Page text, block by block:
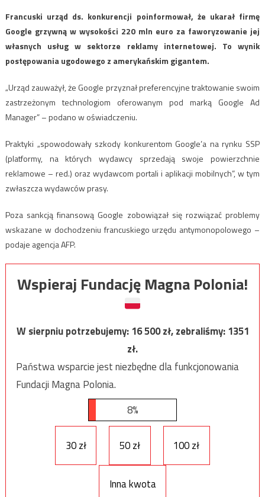
Francuski urząd ds. konkurencji poinformował, że ukarał firmę
Google grzywną w wysokości 220 mln euro za faworyzowanie jej
własnych usług w sektorze reklamy internetowej. To wynik
postępowania ugodowego z amerykańskim gigantem.
„Urząd zauważył, że Google przyznał preferencyjne traktowanie swoim
zastrzeżonym technologiom oferowanym pod marką Google Ad
Manager” – podano w oświadczeniu.
Praktyki „spowodowały szkody konkurentom Google’a na rynku SSP
(platformy, na których wydawcy sprzedają swoje powierzchnie
reklamowe – red.) oraz wydawcom portali i aplikacji mobilnych”, w tym
zwłaszcza wydawców prasy.
Poza sankcją finansową Google zobowiązał się rozwiązać problemy
wskazane w dochodzeniu francuskiego urzędu antymonopolowego –
podaje agencja AFP.
Wspieraj Fundację Magna Polonia!
W sierpniu potrzebujemy:16 500zł, zebraliśmy:1351
zł.
Państwa wsparcie jest niezbędne dla funkcjonowania
Fundacji Magna Polonia.
8%
30 zł 50 zł 100 zł
Inna kwota